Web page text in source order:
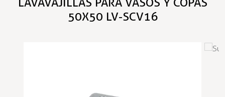
50X50 LV-SCV16